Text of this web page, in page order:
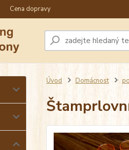
Cena dopravy
Úvod Domácnost